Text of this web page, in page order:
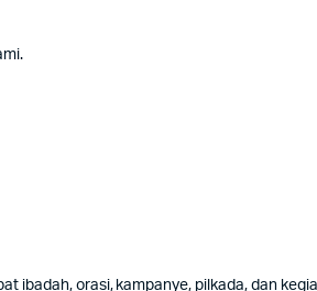
ibadah, orasi, kampanye, pilkada, dan